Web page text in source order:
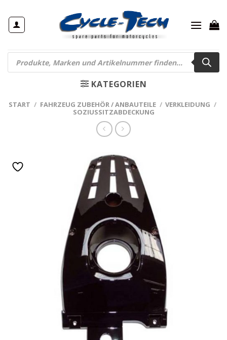
Inhalt
springen
Products
search
KATEGORIEN
START / FAHRZEUG ZUBEHÖR / ANBAUTEILE / VERKLEIDUNG /
SOZIUSSITZABDECKUNG